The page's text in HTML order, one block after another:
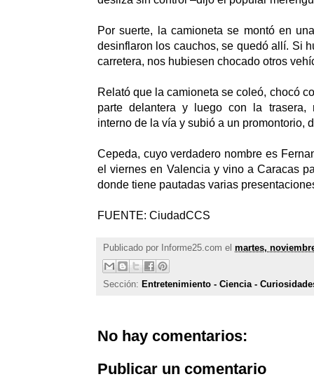
Por suerte, la camioneta se montó en
desinflaron los cauchos, se quedó allí. Si
carretera, nos hubiesen chocado otros
Relató que la camioneta se coleó, chocó
parte delantera y luego con la trasera,
interno de la vía y subió a un promontorio,
Cepeda, cuyo verdadero nombre es
el viernes en Valencia y vino a Caracas
donde tiene pautadas varias
FUENTE: CiudadCCS
Publicado por Informe25.com el martes,
Sección: Entretenimiento - Ciencia -
No hay comentarios:
Publicar un comentario